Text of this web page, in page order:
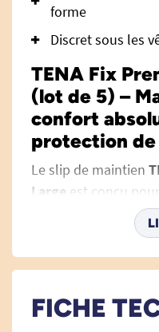
forme
Discret sous les
TENA Fix
(lot de 5) –
confort
protection
Le slip de maintien
Large est conçu
personnes
discrète en matière
Adapté aussi bien à
maintien
TENA Comfort, tout
FICHE